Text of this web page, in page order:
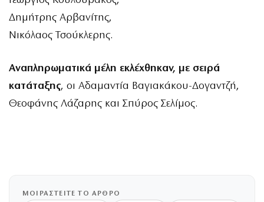
Δημήτρης Αρβανίτης,
Νικόλαος Τσούκλερης.
Αναπληρωματικά μέλη εκλέχθηκαν, με σειρά
κατάταξης, οι Αδαμαντία Βαγιακάκου-Δογαντζή,
Θεοφάνης Λάζαρης και Σπύρος Σελίμος.
ΜΟΙΡΑΣΤΕΙΤΕ ΤΟ ΑΡΘΡΟ